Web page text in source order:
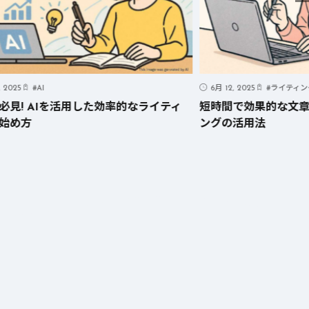
2025 #AI
見! AIを活用した効率的なライティ
め方
6月 12, 2025 #ライティン
短時間で効果的な文
ングの活用法